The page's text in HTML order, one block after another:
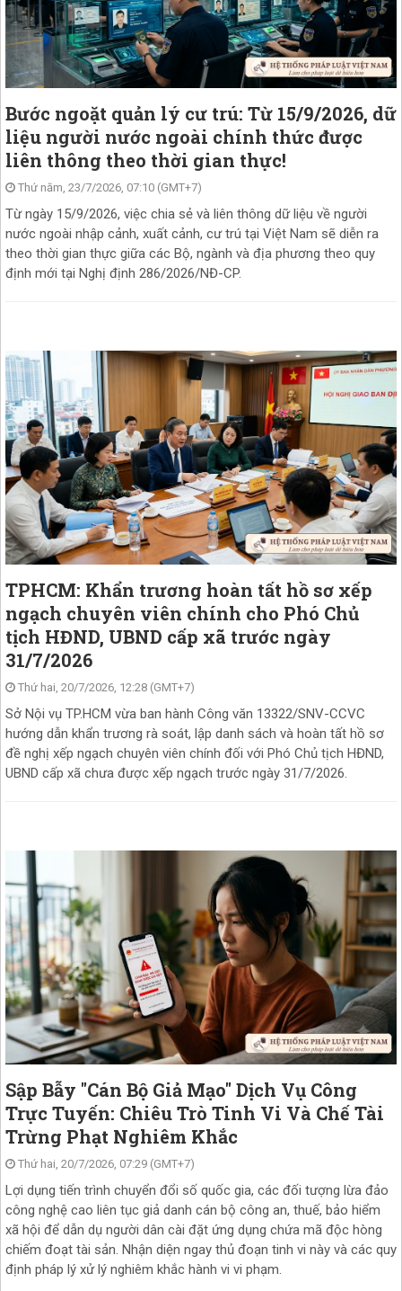
Bước ngoặt quản lý cư trú: Từ 15/9/2026, dữ
liệu người nước ngoài chính thức được
liên thông theo thời gian thực!
Thứ năm, 23/7/2026, 07:10 (GMT+7)
Từ ngày 15/9/2026, việc chia sẻ và liên thông dữ liệu về người
nước ngoài nhập cảnh, xuất cảnh, cư trú tại Việt Nam sẽ diễn ra
theo thời gian thực giữa các Bộ, ngành và địa phương theo quy
định mới tại Nghị định 286/2026/NĐ-CP.
TPHCM: Khẩn trương hoàn tất hồ sơ xếp
ngạch chuyên viên chính cho Phó Chủ
tịch HĐND, UBND cấp xã trước ngày
31/7/2026
Thứ hai, 20/7/2026, 12:28 (GMT+7)
Sở Nội vụ TP.HCM vừa ban hành Công văn 13322/SNV-CCVC
hướng dẫn khẩn trương rà soát, lập danh sách và hoàn tất hồ sơ
đề nghị xếp ngạch chuyên viên chính đối với Phó Chủ tịch HĐND,
UBND cấp xã chưa được xếp ngạch trước ngày 31/7/2026.
Sập Bẫy "Cán Bộ Giả Mạo" Dịch Vụ Công
Trực Tuyến: Chiêu Trò Tinh Vi Và Chế Tài
Trừng Phạt Nghiêm Khắc
Thứ hai, 20/7/2026, 07:29 (GMT+7)
Lợi dụng tiến trình chuyển đổi số quốc gia, các đối tượng lừa đảo
công nghệ cao liên tục giả danh cán bộ công an, thuế, bảo hiểm
xã hội để dẫn dụ người dân cài đặt ứng dụng chứa mã độc hòng
chiếm đoạt tài sản. Nhận diện ngay thủ đoạn tinh vi này và các quy
định pháp lý xử lý nghiêm khắc hành vi vi phạm.